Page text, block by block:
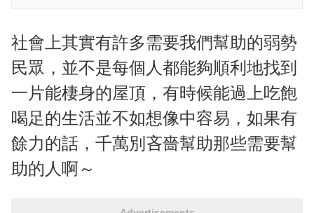
社會上其實有許多需要我們幫助的弱勢
民眾，並不是每個人都能夠順利地找到
一片能棲身的屋頂，有時候能過上吃飽
喝足的生活並不如想像中容易，如果有
餘力的話，千萬別吝嗇幫助那些需要幫
助的人啊～